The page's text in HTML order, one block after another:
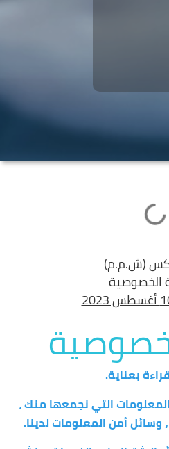
(ش.م.م)
الخصوصية
2023
بعناية.
التي نجمعها منك ،
وسائل أمن المعلومات لدينا.